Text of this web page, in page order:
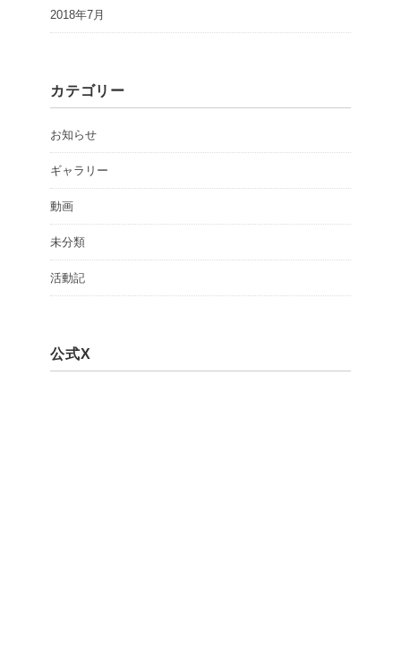
2018年7月
カテゴリー
お知らせ
ギャラリー
動画
未分類
活動記
公式X